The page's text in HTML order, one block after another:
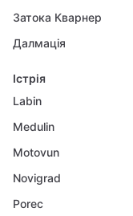
Затока Кварнер
Далмація
Істрія
Labin
Medulin
Motovun
Novigrad
Porec